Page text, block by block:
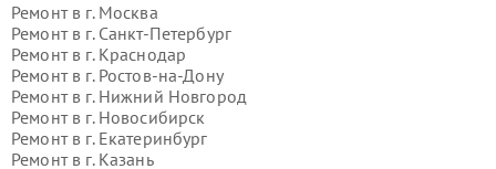
Ремонт в г. Москва
Ремонт в г. Санкт-Петербург
Ремонт в г. Краснодар
Ремонт в г. Ростов-на-Дону
Ремонт в г. Нижний Новгород
Ремонт в г. Новосибирск
Ремонт в г. Екатеринбург
Ремонт в г. Казань